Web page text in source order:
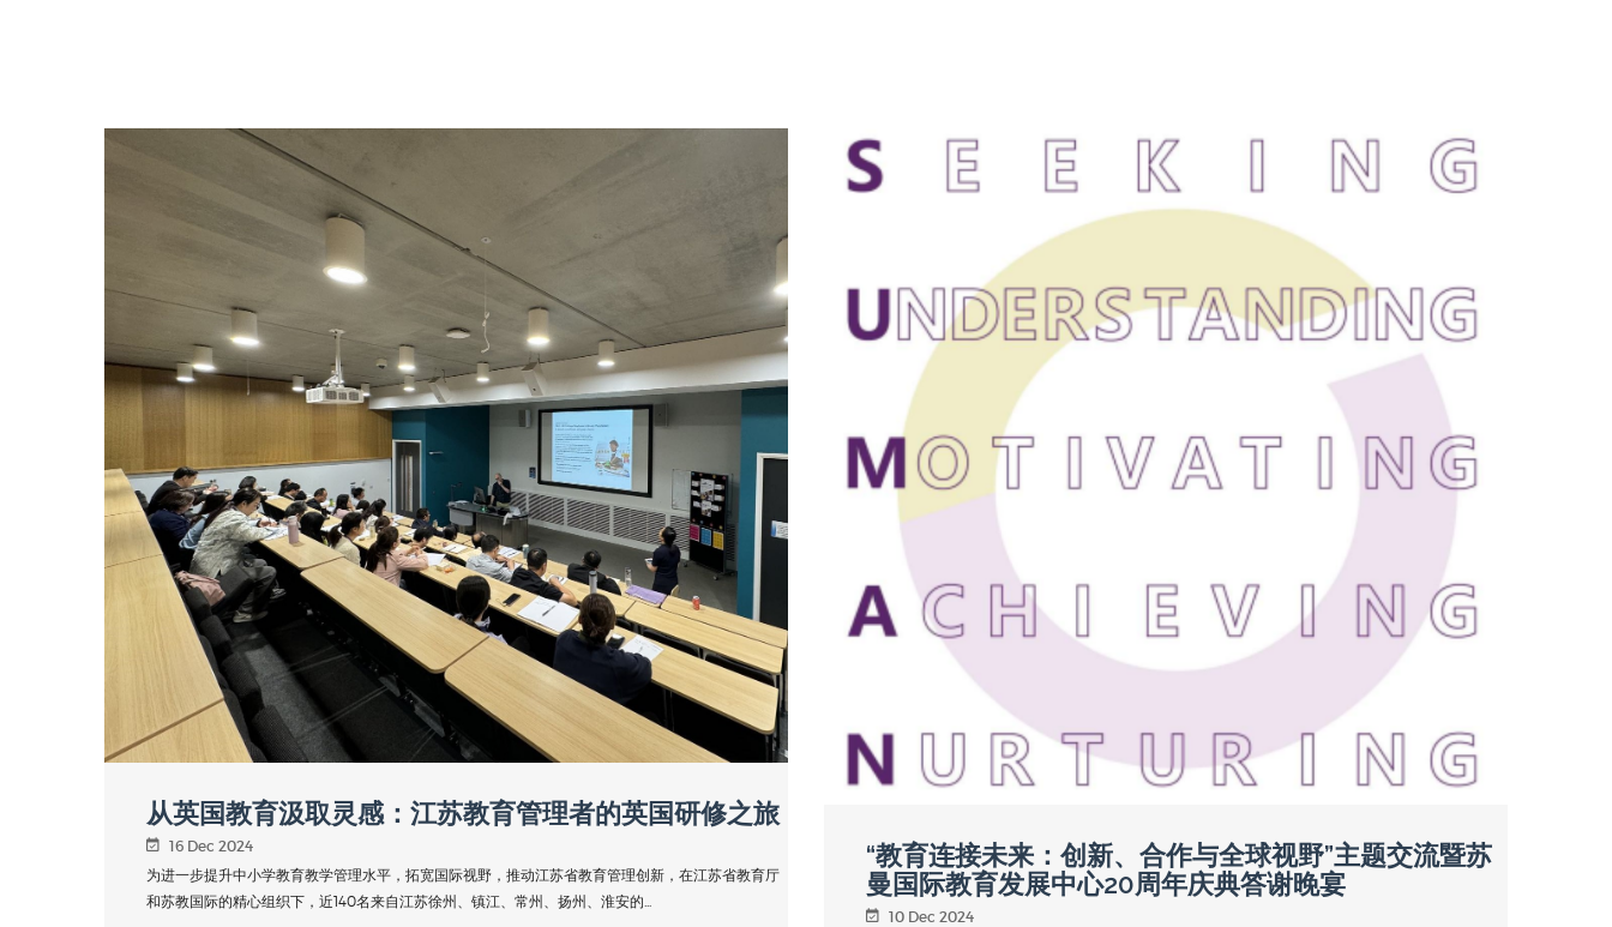
从英国教育汲取灵感：江苏教育管理者的英国研修之旅
16 Dec 2024
为进一步提升中小学教育教学管理水平，拓宽国际视野，推动江苏省教育管理创新，在江苏省教育厅
和苏教国际的精心组织下，近140名来自江苏徐州、镇江、常州、扬州、淮安的...
“教育连接未来：创新、合作与全球视野”主题交流暨苏
曼国际教育发展中心20周年庆典答谢晚宴
10 Dec 2024